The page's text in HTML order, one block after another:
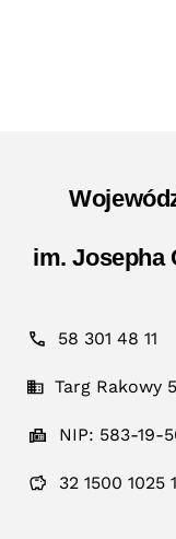
im. Josepha
58 301 48 11
Targ Rakowy
NIP: 583-19-
32 1500 1025